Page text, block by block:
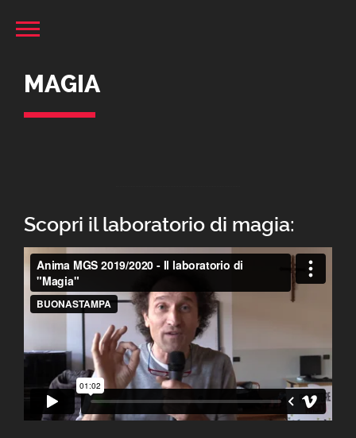
MAGIA
Scopri il laboratorio di magia: